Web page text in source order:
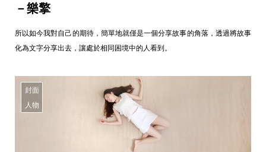
－樂擎
所以如今我對自己的期待，簡單地就僅是一個分享故事的角落，透過將故事
化為文字分享出去，讓處於相同困境中的人看到。
封面
人物